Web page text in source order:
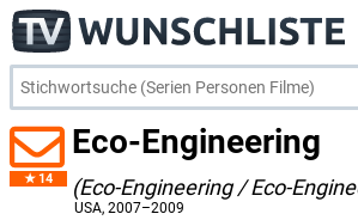
14
Eco-Engineering
(Eco-Engineering / Eco-
USA, 2007–2009